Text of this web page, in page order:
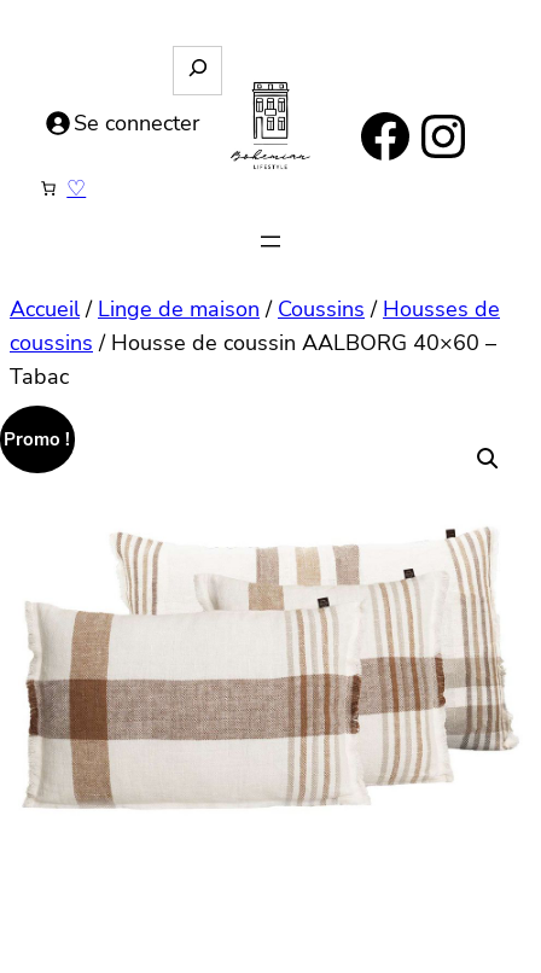
https://www.facebook.com/bohemianlifestyle.be Instagram
e
c
e
Se connecter
♡
Accueil/ Linge de maison / Coussins / Housses de
coussins / Housse de coussin AALBORG 40×60 –
Tabac
Promo !